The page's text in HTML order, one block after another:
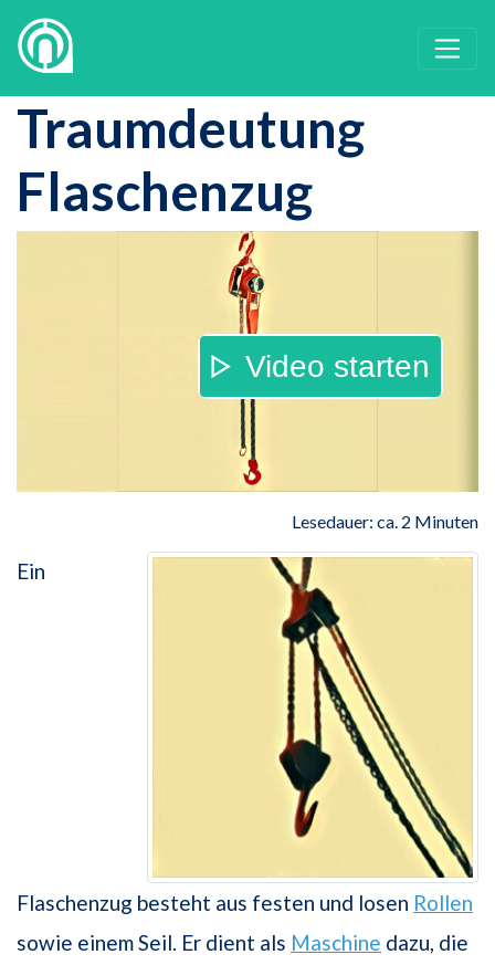
Traumdeutung
Flaschenzug
Video starten
Lesedauer: ca. 2 Minuten
Ein
Flaschenzug besteht aus festen und losen Rollen
sowie einem Seil. Er dient als Maschine dazu, die